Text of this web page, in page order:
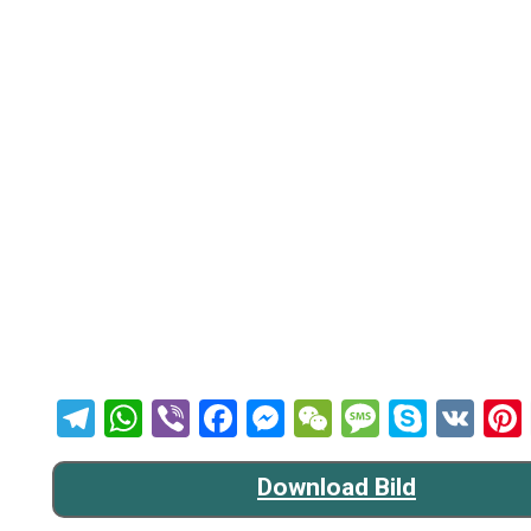
Telegram
WhatsApp
ViberFacebook
Messenger
WeChat
Message
Skype
VK
Download Bild